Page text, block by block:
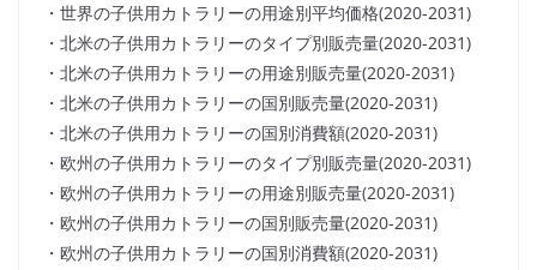
・世界の子供用カトラリーの用途別平均価格(2020-2031)
・北米の子供用カトラリーのタイプ別販売量(2020-2031)
・北米の子供用カトラリーの用途別販売量(2020-2031)
・北米の子供用カトラリーの国別販売量(2020-2031)
・北米の子供用カトラリーの国別消費額(2020-2031)
・欧州の子供用カトラリーのタイプ別販売量(2020-2031)
・欧州の子供用カトラリーの用途別販売量(2020-2031)
・欧州の子供用カトラリーの国別販売量(2020-2031)
・欧州の子供用カトラリーの国別消費額(2020-2031)